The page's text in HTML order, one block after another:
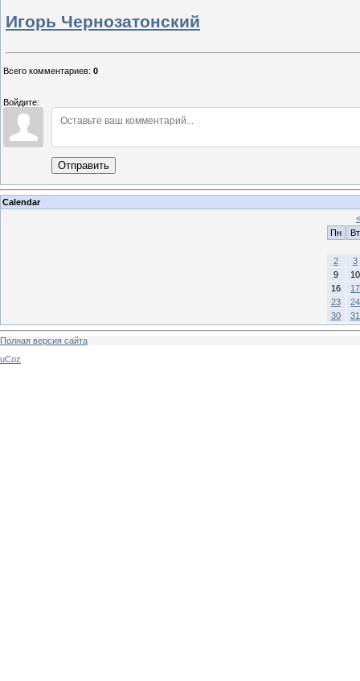
Игорь Чернозатонский
Всего комментариев: 0
Войдите:
Отправить
Calendar
«
Пн
Вт
2
3
9
10
16
17
23
24
30
31
Полная версия сайта
uCoz